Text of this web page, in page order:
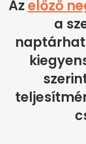
Azelőző
a